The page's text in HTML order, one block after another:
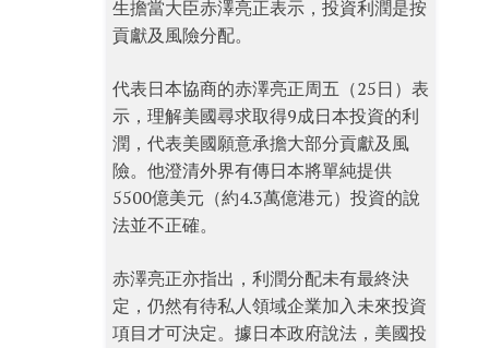
生擔當大臣赤澤亮正表示，投資利潤是按
貢獻及風險分配。
代表日本協商的赤澤亮正周五（25日）表
示，理解美國尋求取得9成日本投資的利
潤，代表美國願意承擔大部分貢獻及風
險。他澄清外界有傳日本將單純提供
5500億美元（約4.3萬億港元）投資的說
法並不正確。
赤澤亮正亦指出，利潤分配未有最終決
定，仍然有待私人領域企業加入未來投資
項目才可決定。據日本政府說法，美國投